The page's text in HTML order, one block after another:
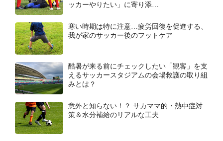
ッカーやりたい」に寄り添…
寒い時期は特に注意…疲労回復を促進する、
我が家のサッカー後のフットケア
酷暑が来る前にチェックしたい「観客」を支
えるサッカースタジアムの会場救護の取り組
みとは？
意外と知らない！？ サカママ的・熱中症対
策＆水分補給のリアルな工夫